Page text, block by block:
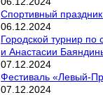
Спортивный
06 12 2024
Городской турнир
и Анастасии
07 12 2024
Фестиваль «Левый-
07 12 2024